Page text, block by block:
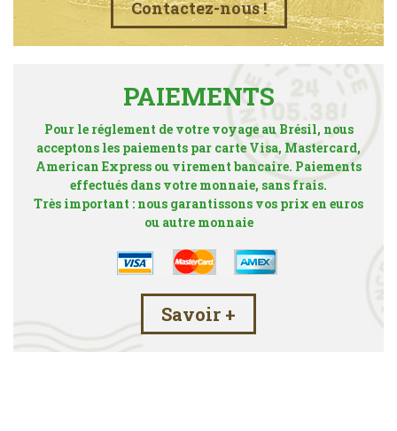
Contactez-nous !
PAIEMENTS
Pour le réglement de votre voyage au Brésil, nous
acceptons les paiements par carte Visa, Mastercard,
American Express ou virement bancaire. Paiements
effectués dans votre monnaie, sans frais.
Très important : nous garantissons vos prix en euros
ou autre monnaie
Savoir +